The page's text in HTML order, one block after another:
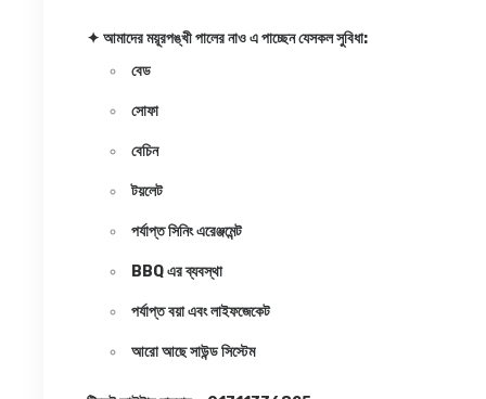
✦ আমাদের ময়ূরপঙ্খী পালের নাও এ পাচ্ছেন যেসকল সুবিধা:
বেড
সোফা
বেচিন
টয়লেট
পর্যাপ্ত সিনিং এরেঞ্জমেন্ট
BBQ এর ব্যবস্থা
পর্যাপ্ত বয়া এবং লাইফজেকেট
আরো আছে সাউন্ড সিস্টেম